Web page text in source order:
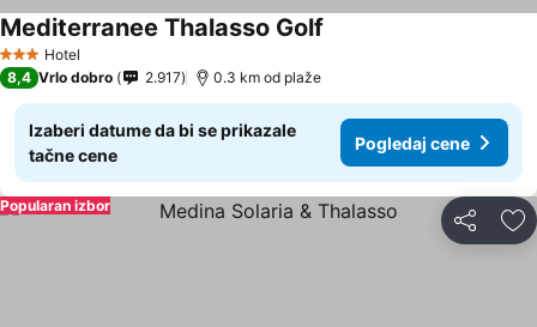
3 Zvezdice
Hotel
Mediterranee Thalasso Golf
8,4 Vrlo dobro 2.917 0.3 km od plaže
Izaberi datume da bi se prikazale
tačne cene
Pogledaj cene
Deli
Popularan izbor